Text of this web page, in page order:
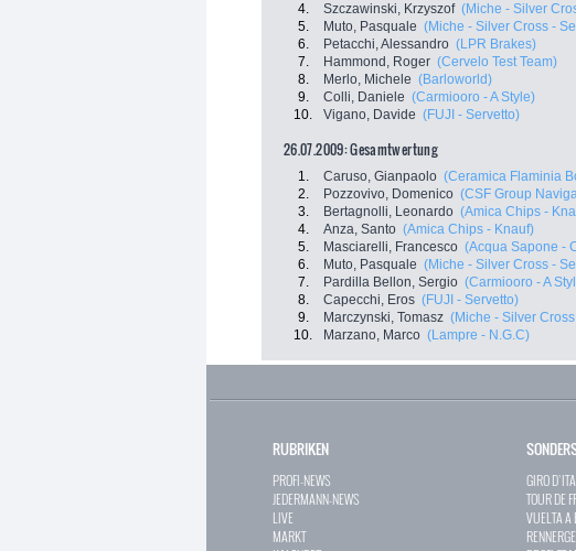
4.
Szczawinski, Krzyszof (Miche - Silver
5.
Muto, Pasquale (Miche - Silver Cross -
6.
Petacchi, Alessandro (LPR Brakes)
7.
Hammond, Roger (Cervelo Test Team)
8.
Merlo, Michele (Barloworld)
9.
Colli, Daniele (Carmiooro - A Style)
10.
Vigano, Davide (FUJI - Servetto)
26.07.2009: Gesamtwertung
1. Caruso, Gianpaolo (Ceramica Flaminia
2.
Pozzovivo, Domenico (CSF Group
3.
Bertagnolli, Leonardo (Amica Chips -
4.
Anza, Santo (Amica Chips - Knauf)
5.
Masciarelli, Francesco (Acqua Sapone -
6.
Muto, Pasquale (Miche - Silver Cross -
7.
Pardilla Bellon, Sergio (Carmiooro - A
8.
Capecchi, Eros (FUJI - Servetto)
9.
Marczynski, Tomasz (Miche - Silver
10.
Marzano, Marco (Lampre - N.G.C)
RUBRIKEN
PROFI-NEWS
JEDERMANN-NEWS
LIVE
MARKT
GIRO
TOUR DE
VUELTA